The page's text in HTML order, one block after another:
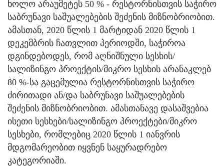
ხოლო არაუმეტეს 50 % - რესტორნისთვის საჭირო
საბრუნავი საშუალებების შეძენის მიზნობრიობით.
ამასთან, 2020 წლის 1 მარტიდან 2020 წლის 1
დეკემბრის ჩათვლით პერიოდში, საჭიროა
დგინდებოდეს, რომ აღნიშნული სესხის/
სალიზინგო პროექტის/მიკრო სესხის არანაკლებ
80 %-სა გაცემულია რესტორნისთვის საჭირო
ძირითადი ან/და საბრუნავი საშუალებების
შეძენის მიზნობრიობით. ამასთანავე დასაშვებია
ისეთი სესხები/სალიზინგო პროექტები/მიკრო
სესხები, რომლებიც 2020 წლის 1 იანვრის
მდგომარეობით იყვნენ საყურადრებო
კატეგორიაში.